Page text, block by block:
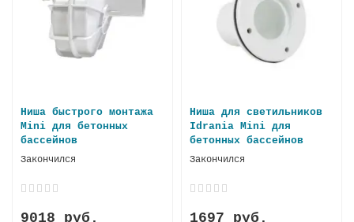
Ниша быстрого монтажа
Mini для бетонных
бассейнов
Закончился
9018 руб.
Ниша для светильников
Idrania Mini для
бетонных бассейнов
Закончился
1697 руб.